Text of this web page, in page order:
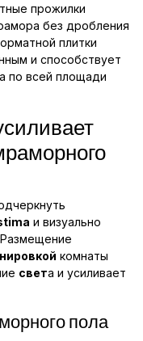
прожилки
без дробления
плитки
и способствует
а по всей площади
и визуально
комнаты
света и усиливает
пола